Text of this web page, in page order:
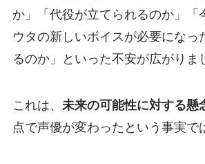
か」「代役が立てられるのか」「
ウタの新しいボイスが必要になっ
るのか」といった不安が広がりま
これは、 未来の可能性に対する懸
点で声優が変わったという事実で